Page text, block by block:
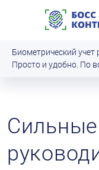
Биометрический учет
Просто и удобно. По